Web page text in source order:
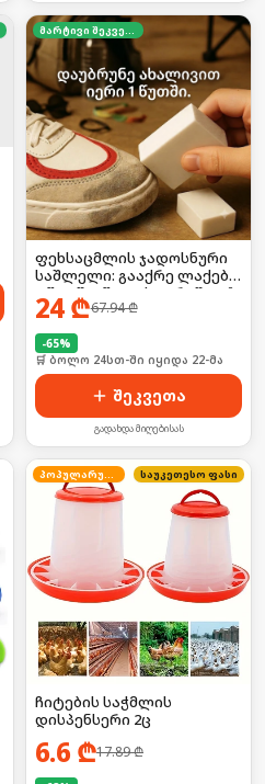
მარტივი შეკვეთა
ფეხსაცმლის ჯადოსნური
საშლელი: გააქრე ლაქები
1 წუთში (წყლის გარეშე!) 🚫
💧
24₾67.94₾
-65%
🛒 ბოლო 24სთ-ში იყიდა 22-მა
შეკვეთა
გადახდა მიღებისას
პოპულარული საუკეთესო ფასი
ჩიტების საჭმლის
დისპენსერი 2ც
6.6 ₾17.89₾